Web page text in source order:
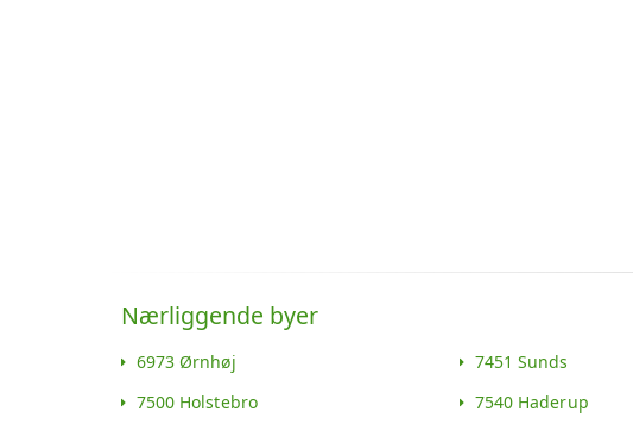
Nærliggende byer
6973 Ørnhøj 7451 Sunds
7500 Holstebro
7540 Haderup